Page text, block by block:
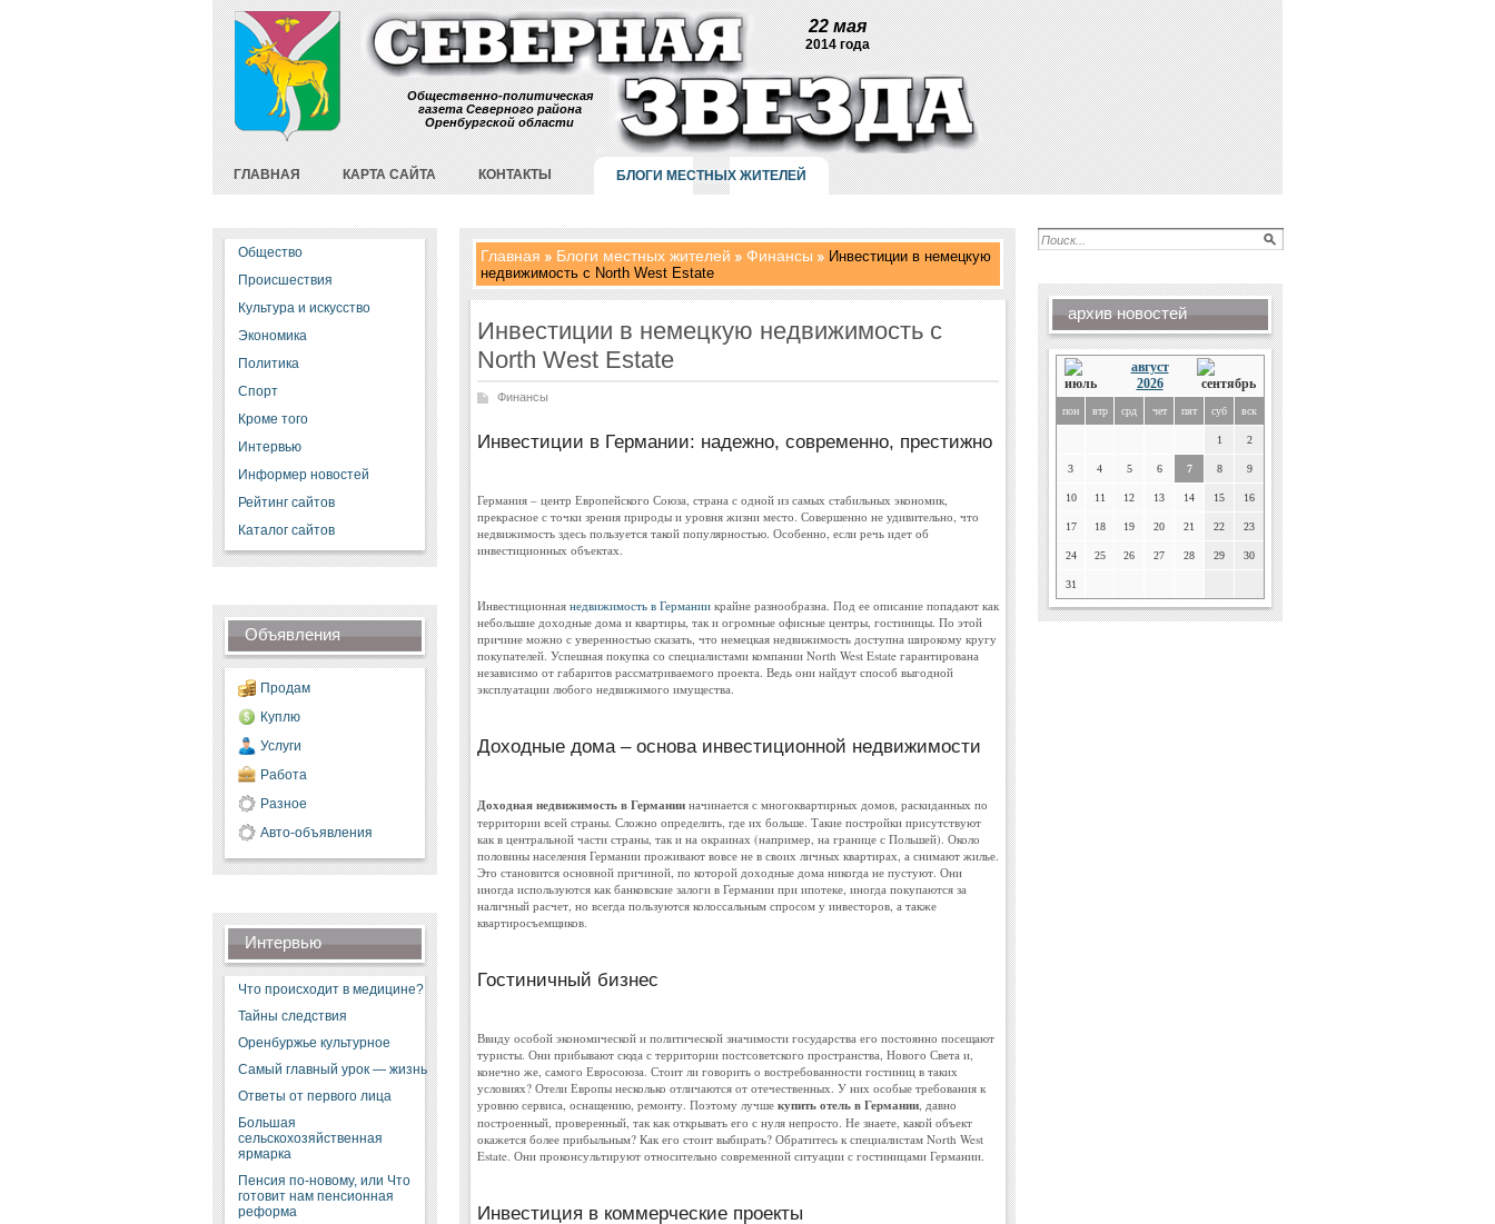
22 мая
2014 года
Общественно-политическая
газета Северного района
Оренбургской области
ГЛАВНАЯ КАРТА САЙТА КОНТАКТЫ БЛОГИ МЕСТНЫХ ЖИТЕЛЕЙ
Общество
Происшествия
Культура и искусство
Экономика
Политика
Спорт
Кроме того
Интервью
Информер новостей
Рейтинг сайтов
Каталог сайтов
Объявления
Продам
Куплю
Услуги
Работа
Разное
Авто-объявления
Интервью
Что происходит в медицине?
Тайны следствия
Оренбуржье культурное
Самый главный урок — жизнь
Ответы от первого лица
Большая
сельскохозяйственная
ярмарка
Пенсия по-новому, или Что
готовит нам пенсионная
реформа
Главная Блоги местных жителей Финансы
Инвестиции в немецкую
недвижимость с North West Estate
Инвестиции в немецкую недвижимость с
North West Estate
Финансы
Инвестиции в Германии: надежно, современно, престижно
Германия – центр Европейского Союза, страна с одной из самых стабильных экономик,
прекрасное с точки зрения природы и уровня жизни место. Совершенно не удивительно, что
недвижимость здесь пользуется такой популярностью. Особенно, если речь идет об
инвестиционных объектах.
Инвестиционная недвижимость в Германиикрайне разнообразна. Под ее описание попадают как
небольшие доходные дома и квартиры, так и огромные офисные центры, гостиницы. По этой
причине можно с уверенностью сказать, что немецкая недвижимость доступна широкому кругу
покупателей. Успешная покупка со специалистами компании North West Estate гарантирована
независимо от габаритов рассматриваемого проекта. Ведь они найдут способ выгодной
эксплуатации любого недвижимого имущества.
Доходные дома – основа инвестиционной недвижимости
Доходная недвижимость в Германииначинается с многоквартирных домов, раскиданных по
территории всей страны. Сложно определить, где их больше. Такие постройки присутствуют
как в центральной части страны, так и на окраинах (например, на границе с Польшей). Около
половины населения Германии проживают вовсе не в своих личных квартирах, а снимают жилье.
Это становится основной причиной, по которой доходные дома никогда не пустуют. Они
иногда используются как банковские залоги в Германии при ипотеке, иногда покупаются за
наличный расчет, но всегда пользуются колоссальным спросом у инвесторов, а также
квартиросъемщиков.
Гостиничный бизнес
Ввиду особой экономической и политической значимости государства его постоянно посещают
туристы. Они прибывают сюда с территории постсоветского пространства, Нового Света и,
конечно же, самого Евросоюза. Стоит ли говорить о востребованности гостиниц в таких
условиях? Отели Европы несколько отличаются от отечественных. У них особые требования к
уровню сервиса, оснащению, ремонту. Поэтому лучше купить отель в Германии, давно
построенный, проверенный, так как открывать его с нуля непросто. Не знаете, какой объект
окажется более прибыльным? Как его стоит выбирать? Обратитесь к специалистам North West
Estate. Они проконсультируют относительно современной ситуации с гостиницами Германии.
Инвестиция в коммерческие проекты
архив новостей
август
2026
пон втр срд чет пят суб вск
1 2
3 4 5 6 7 8 9
10 11 12 13 14 15 16
17 18 19 20 21 22 23
24 25 26 27 28 29 30
31